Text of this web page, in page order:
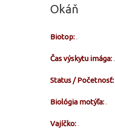
Okáň
Biotop:.
Čas výskytu imága:.
Status / Početnosť:
Biológia motýľa:.
Vajíčko:.